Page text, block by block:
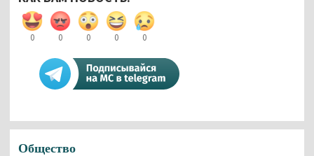
0 0 0 0 0
Общество